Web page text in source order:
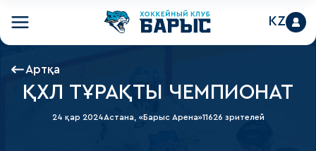
KZ
Артқа
ҚХЛ ТҰРАҚТЫ ЧЕМПИОНАТ
24 қар 2024Астана, «Барыс Арена»11626 зрителей